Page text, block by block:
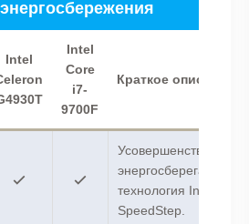
Intel
Intel
Core
i7-
9700F
Краткое описание
энергосберегающая
технология Intel
SpeedStep.